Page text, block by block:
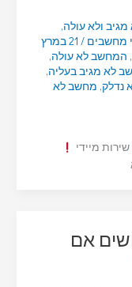
ולא עולה,
מחשבים /
21 במרץ
, המחשב לא עולה,
לא מגיב בעליה,
נדלק, מחשב לא
שירות מיידי
אם